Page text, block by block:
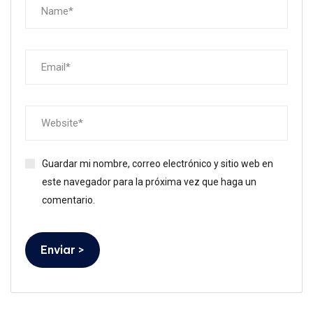
Guardar mi nombre, correo electrónico y sitio web en
este navegador para la próxima vez que haga un
comentario.